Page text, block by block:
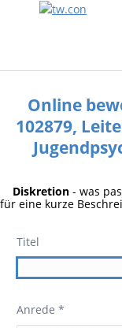
Online
102879,
Diskretion - was
für eine kurze
Titel
Anrede *